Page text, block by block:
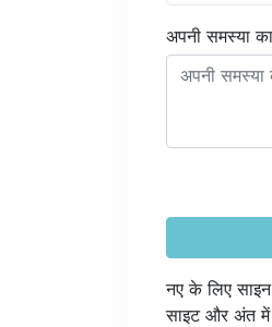
अपनी समस्या
नए के लिए
साइट और अंत में